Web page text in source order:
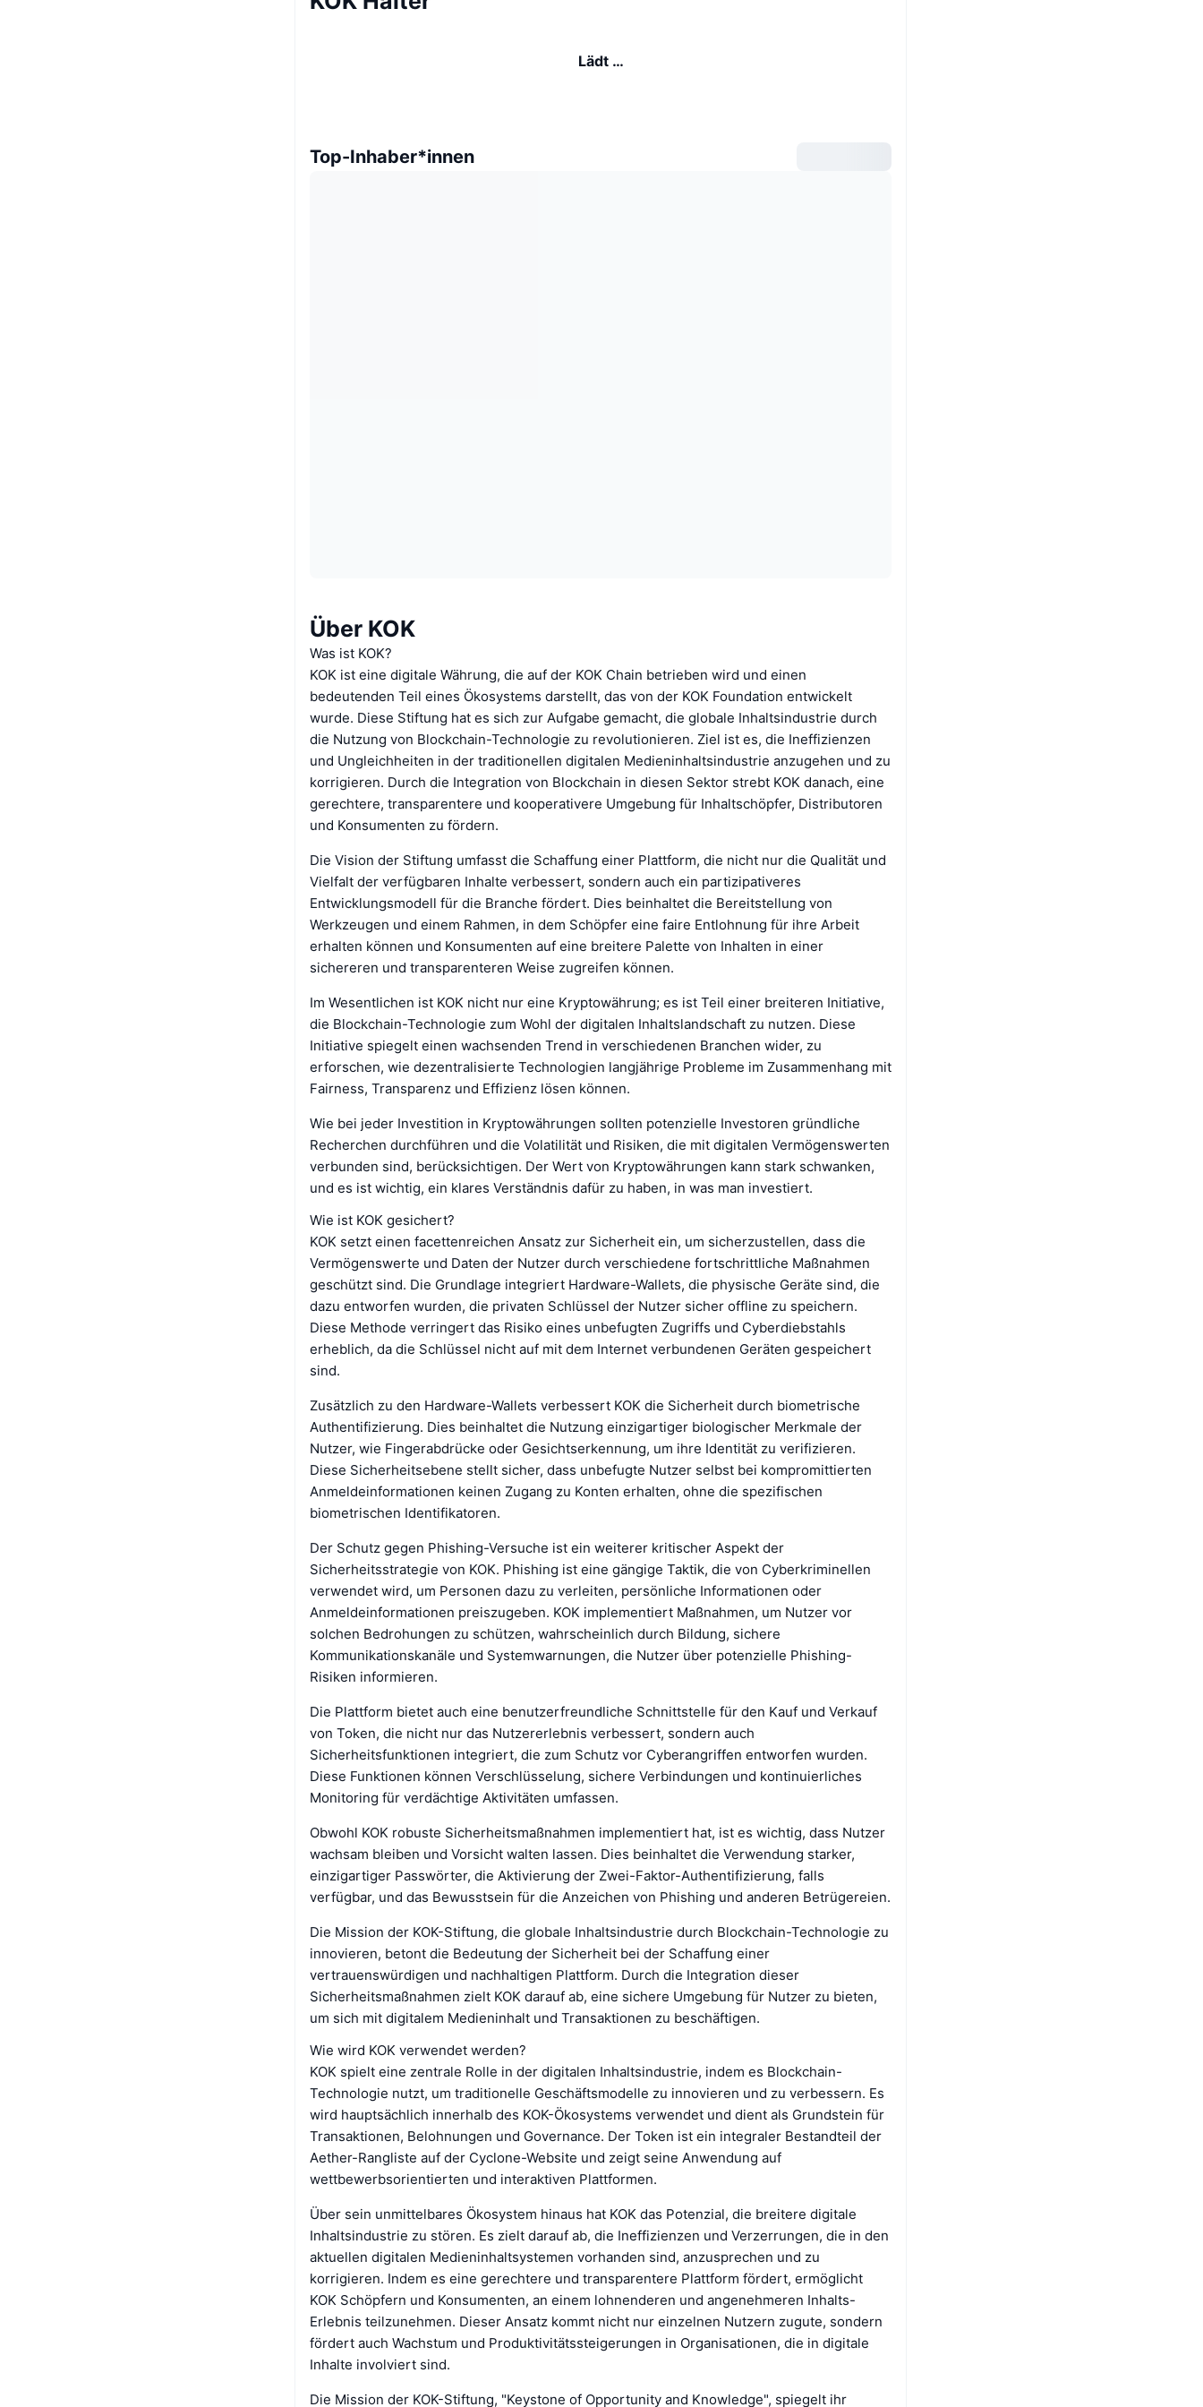
Lädt …
Top-Inhaber*innen
Über KOK
Was ist KOK?
KOK ist eine digitale Währung, die auf der KOK Chain betrieben wird und einen
bedeutenden Teil eines Ökosystems darstellt, das von der KOK Foundation entwickelt
wurde. Diese Stiftung hat es sich zur Aufgabe gemacht, die globale Inhaltsindustrie durch
die Nutzung von Blockchain-Technologie zu revolutionieren. Ziel ist es, die Ineffizienzen
und Ungleichheiten in der traditionellen digitalen Medieninhaltsindustrie anzugehen und zu
korrigieren. Durch die Integration von Blockchain in diesen Sektor strebt KOK danach, eine
gerechtere, transparentere und kooperativere Umgebung für Inhaltschöpfer, Distributoren
und Konsumenten zu fördern.
Die Vision der Stiftung umfasst die Schaffung einer Plattform, die nicht nur die Qualität und
Vielfalt der verfügbaren Inhalte verbessert, sondern auch ein partizipativeres
Entwicklungsmodell für die Branche fördert. Dies beinhaltet die Bereitstellung von
Werkzeugen und einem Rahmen, in dem Schöpfer eine faire Entlohnung für ihre Arbeit
erhalten können und Konsumenten auf eine breitere Palette von Inhalten in einer
sichereren und transparenteren Weise zugreifen können.
Im Wesentlichen ist KOK nicht nur eine Kryptowährung; es ist Teil einer breiteren Initiative,
die Blockchain-Technologie zum Wohl der digitalen Inhaltslandschaft zu nutzen. Diese
Initiative spiegelt einen wachsenden Trend in verschiedenen Branchen wider, zu
erforschen, wie dezentralisierte Technologien langjährige Probleme im Zusammenhang mit
Fairness, Transparenz und Effizienz lösen können.
Wie bei jeder Investition in Kryptowährungen sollten potenzielle Investoren gründliche
Recherchen durchführen und die Volatilität und Risiken, die mit digitalen Vermögenswerten
verbunden sind, berücksichtigen. Der Wert von Kryptowährungen kann stark schwanken,
und es ist wichtig, ein klares Verständnis dafür zu haben, in was man investiert.
Wie ist KOK gesichert?
KOK setzt einen facettenreichen Ansatz zur Sicherheit ein, um sicherzustellen, dass die
Vermögenswerte und Daten der Nutzer durch verschiedene fortschrittliche Maßnahmen
geschützt sind. Die Grundlage integriert Hardware-Wallets, die physische Geräte sind, die
dazu entworfen wurden, die privaten Schlüssel der Nutzer sicher offline zu speichern.
Diese Methode verringert das Risiko eines unbefugten Zugriffs und Cyberdiebstahls
erheblich, da die Schlüssel nicht auf mit dem Internet verbundenen Geräten gespeichert
sind.
Zusätzlich zu den Hardware-Wallets verbessert KOK die Sicherheit durch biometrische
Authentifizierung. Dies beinhaltet die Nutzung einzigartiger biologischer Merkmale der
Nutzer, wie Fingerabdrücke oder Gesichtserkennung, um ihre Identität zu verifizieren.
Diese Sicherheitsebene stellt sicher, dass unbefugte Nutzer selbst bei kompromittierten
Anmeldeinformationen keinen Zugang zu Konten erhalten, ohne die spezifischen
biometrischen Identifikatoren.
Der Schutz gegen Phishing-Versuche ist ein weiterer kritischer Aspekt der
Sicherheitsstrategie von KOK. Phishing ist eine gängige Taktik, die von Cyberkriminellen
verwendet wird, um Personen dazu zu verleiten, persönliche Informationen oder
Anmeldeinformationen preiszugeben. KOK implementiert Maßnahmen, um Nutzer vor
solchen Bedrohungen zu schützen, wahrscheinlich durch Bildung, sichere
Kommunikationskanäle und Systemwarnungen, die Nutzer über potenzielle Phishing-
Risiken informieren.
Die Plattform bietet auch eine benutzerfreundliche Schnittstelle für den Kauf und Verkauf
von Token, die nicht nur das Nutzererlebnis verbessert, sondern auch
Sicherheitsfunktionen integriert, die zum Schutz vor Cyberangriffen entworfen wurden.
Diese Funktionen können Verschlüsselung, sichere Verbindungen und kontinuierliches
Monitoring für verdächtige Aktivitäten umfassen.
Obwohl KOK robuste Sicherheitsmaßnahmen implementiert hat, ist es wichtig, dass Nutzer
wachsam bleiben und Vorsicht walten lassen. Dies beinhaltet die Verwendung starker,
einzigartiger Passwörter, die Aktivierung der Zwei-Faktor-Authentifizierung, falls
verfügbar, und das Bewusstsein für die Anzeichen von Phishing und anderen Betrügereien.
Die Mission der KOK-Stiftung, die globale Inhaltsindustrie durch Blockchain-Technologie zu
innovieren, betont die Bedeutung der Sicherheit bei der Schaffung einer
vertrauenswürdigen und nachhaltigen Plattform. Durch die Integration dieser
Sicherheitsmaßnahmen zielt KOK darauf ab, eine sichere Umgebung für Nutzer zu bieten,
um sich mit digitalem Medieninhalt und Transaktionen zu beschäftigen.
Wie wird KOK verwendet werden?
KOK spielt eine zentrale Rolle in der digitalen Inhaltsindustrie, indem es Blockchain-
Technologie nutzt, um traditionelle Geschäftsmodelle zu innovieren und zu verbessern. Es
wird hauptsächlich innerhalb des KOK-Ökosystems verwendet und dient als Grundstein für
Transaktionen, Belohnungen und Governance. Der Token ist ein integraler Bestandteil der
Aether-Rangliste auf der Cyclone-Website und zeigt seine Anwendung auf
wettbewerbsorientierten und interaktiven Plattformen.
Über sein unmittelbares Ökosystem hinaus hat KOK das Potenzial, die breitere digitale
Inhaltsindustrie zu stören. Es zielt darauf ab, die Ineffizienzen und Verzerrungen, die in den
aktuellen digitalen Medieninhaltsystemen vorhanden sind, anzusprechen und zu
korrigieren. Indem es eine gerechtere und transparentere Plattform fördert, ermöglicht
KOK Schöpfern und Konsumenten, an einem lohnenderen und angenehmeren Inhalts-
Erlebnis teilzunehmen. Dieser Ansatz kommt nicht nur einzelnen Nutzern zugute, sondern
fördert auch Wachstum und Produktivitätssteigerungen in Organisationen, die in digitale
Inhalte involviert sind.
Die Mission der KOK-Stiftung, "Keystone of Opportunity and Knowledge", spiegelt ihr